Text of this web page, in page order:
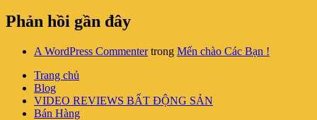
Phản hồi gần đây
A WordPress Commentertrong Mến chào Các Bạn !
Trang chủ
Blog
VIDEO REVIEWS BẤT ĐỘNG SẢN
Bán Hàng